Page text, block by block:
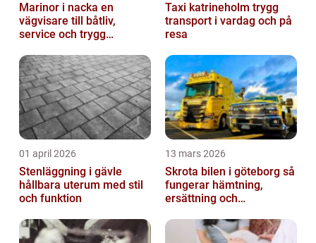
Marinor i nacka en
vägvisare till båtliv,
service och trygg
Taxi katrineholm trygg
transport i vardag och på
resa
01 april 2026
Stenläggning i gävle
hållbara uterum med stil
och funktion
13 mars 2026
Skrota bilen i göteborg så
fungerar hämtning,
ersättning och